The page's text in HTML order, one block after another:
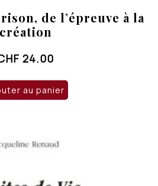
de l’épreuve à la
création
24.00
au panier